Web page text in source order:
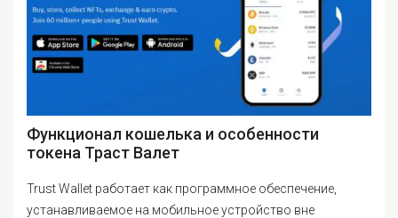
Функционал кошелька и особенности
токена Траст Валет
Trust Wallet работает как программное обеспечение,
устанавливаемое на мобильное устройство вне